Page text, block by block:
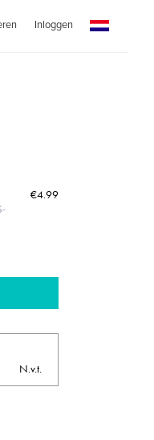
Inloggen
€4.99
N.v.t.